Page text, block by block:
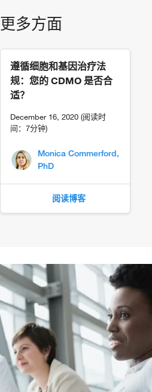
更多方面
遵循细胞和基因治疗法
规：您的 CDMO 是否合
适？
December 16, 2020 (阅读时
间：7分钟)
Monica Commerford,
PhD
阅读博客